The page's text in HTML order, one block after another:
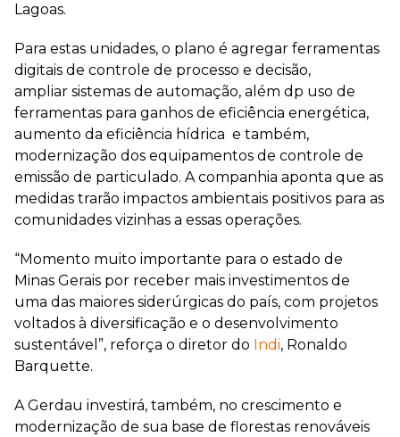
Lagoas.
Para estas unidades, o plano é agregar ferramentas
digitais de controle de processo e decisão,
ampliar sistemas de automação, além dp uso de
ferramentas para ganhos de eficiência energética,
aumento da eficiência hídrica e também,
modernização dos equipamentos de controle de
emissão de particulado. A companhia aponta que as
medidas trarão impactos ambientais positivos para as
comunidades vizinhas a essas operações.
“Momento muito importante para o estado de
Minas Gerais por receber mais investimentos de
uma das maiores siderúrgicas do país, com projetos
voltados à diversificação e o desenvolvimento
sustentável”, reforça o diretor do Indi, Ronaldo
Barquette.
A Gerdau investirá, também, no crescimento e
modernização de sua base de florestas renováveis